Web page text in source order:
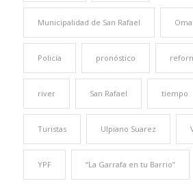
Municipalidad de San Rafael
Policía pronóstico
river San Rafael tiempo
Turistas Ulpiano Suarez
YPF “La Garrafa en tu Barrio”